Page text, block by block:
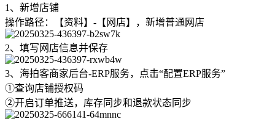
1、新增店铺
操作路径：【资料】-【网店】，新增普通网店
2、填写网店信息并保存
3、海拍客商家后台-ERP服务，点击“配置ERP服务”
①查询店铺授权码
②开启订单推送，库存同步和退款状态同步